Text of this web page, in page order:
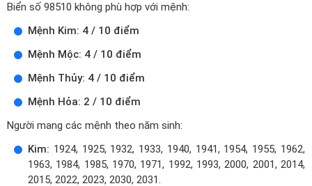
Biển số 98510 không phù hợp với mệnh:
Mệnh Kim: 4 / 10 điểm
Mệnh Mộc: 4 / 10 điểm
Mệnh Thủy: 4 / 10 điểm
Mệnh Hỏa: 2 / 10 điểm
Người mang các mệnh theo năm sinh:
Kim: 1924, 1925, 1932, 1933, 1940, 1941, 1954, 1955, 1962,
1963, 1984, 1985, 1970, 1971, 1992, 1993, 2000, 2001, 2014,
2015, 2022, 2023, 2030, 2031.